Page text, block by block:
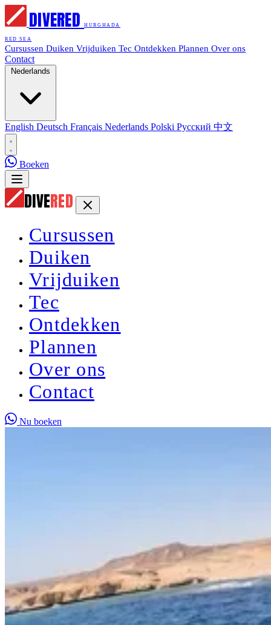
DIVERED HURGHADA
RED SEA
Cursussen Duiken Vrijduiken Tec Ontdekken Plannen Over ons
Contact
Nederlands
English Deutsch Français Nederlands Polski Русский 中文
Boeken
DIVERED
Cursussen
Duiken
Vrijduiken
Tec
Ontdekken
Plannen
Over ons
Contact
Nu boeken